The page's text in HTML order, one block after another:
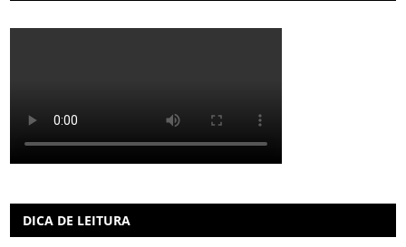
DICA DE LEITURA